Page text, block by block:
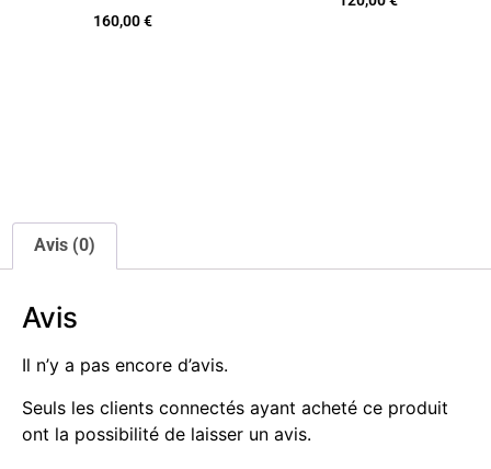
160,00€
Avis (0)
Avis
Il n’y a pas encore d’avis.
Seuls les clients connectés ayant acheté ce produit
ont la possibilité de laisser un avis.